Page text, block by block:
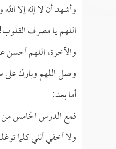
وأشهد أن لا إله إلا
اللهم يا مصرف القلوب!
والآخرة، اللهم أحسن
وصل اللهم وبارك على
أما بعد:
فمع الدرس الخامس
ولا أخفي أنني كلما